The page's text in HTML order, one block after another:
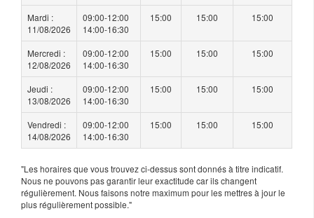
Mardi :
11/08/2026
09:00-12:00
14:00-16:30
15:00 15:00 15:00
Mercredi :
12/08/2026
09:00-12:00
14:00-16:30
15:00 15:00 15:00
Jeudi :
13/08/2026
09:00-12:00
14:00-16:30
15:00 15:00 15:00
Vendredi :
14/08/2026
09:00-12:00
14:00-16:30
15:00 15:00 15:00
"Les horaires que vous trouvez ci-dessus sont donnés à titre indicatif.
Nous ne pouvons pas garantir leur exactitude car ils changent
régulièrement. Nous faisons notre maximum pour les mettres à jour le
plus régulièrement possible."